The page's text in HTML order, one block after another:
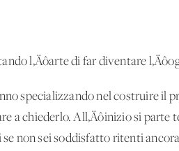
l‚Äôarte di far diventare
specializzando nel costruire
a chiederlo. All‚Äôinizio si parte
se non sei soddisfatto ritenti